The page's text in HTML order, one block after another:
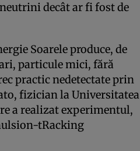
decât ar fi fost de
Soarele produce, de
particule mici, fără
practic nedetectate prin
fizician la Universitatea
a realizat experimentul,
tRacking